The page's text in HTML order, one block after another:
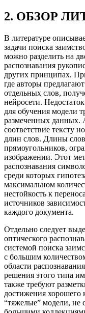
2. ОБЗОР
В литературе
задачи поиска
можно разделить на
распознавания
других принципах.
где авторы
отдельных слов,
нейросети.
для обучения модели
размеченных данных.
соответствие тексту
длин слов. Длины
прямоугольников,
изображении. Этот
распознавания
среди которых
максимальном
нестойкость к
источников
каждого документа.
Отдельно следует
оптического
системой поиска
с большим
области
решения этого типа
также требуют
достижения хорошего
“тяжелые” модели, не